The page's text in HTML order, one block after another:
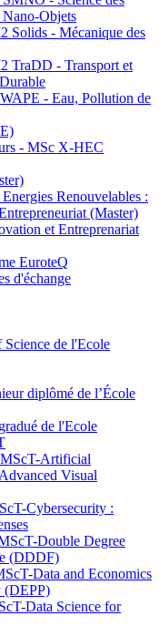
Objets
Solids - Mécanique des
TraDD - Transport et
- Eau, Pollution de
- MSc X-HEC
Renouvelables :
(Master)
et Entreprenariat
EuroteQ
d'échange
de l'Ecole
diplômé de l’École
de l'Ecole
Artificial
Visual
Cybersecurity :
Double Degree
(DDDF)
Data and Economics
(DEPP)
Data Science for